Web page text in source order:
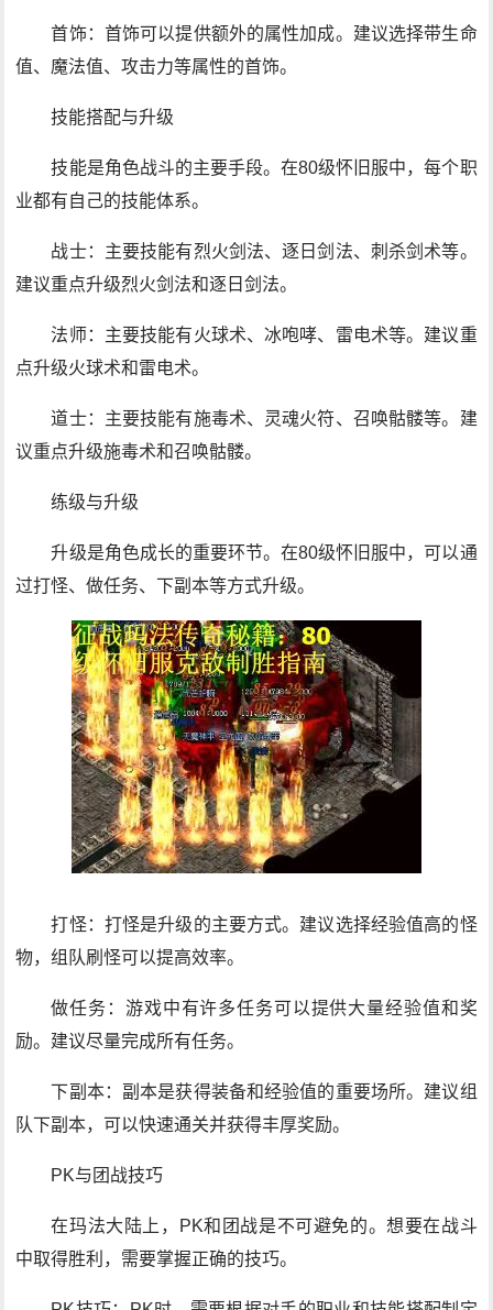
首饰：首饰可以提供额外的属性加成。建议选择带生命
值、魔法值、攻击力等属性的首饰。
技能搭配与升级
技能是角色战斗的主要手段。在80级怀旧服中，每个职
业都有自己的技能体系。
战士：主要技能有烈火剑法、逐日剑法、刺杀剑术等。
建议重点升级烈火剑法和逐日剑法。
法师：主要技能有火球术、冰咆哮、雷电术等。建议重
点升级火球术和雷电术。
道士：主要技能有施毒术、灵魂火符、召唤骷髅等。建
议重点升级施毒术和召唤骷髅。
练级与升级
升级是角色成长的重要环节。在80级怀旧服中，可以通
过打怪、做任务、下副本等方式升级。
打怪：打怪是升级的主要方式。建议选择经验值高的怪
物，组队刷怪可以提高效率。
做任务：游戏中有许多任务可以提供大量经验值和奖
励。建议尽量完成所有任务。
下副本：副本是获得装备和经验值的重要场所。建议组
队下副本，可以快速通关并获得丰厚奖励。
PK与团战技巧
在玛法大陆上，PK和团战是不可避免的。想要在战斗
中取得胜利，需要掌握正确的技巧。